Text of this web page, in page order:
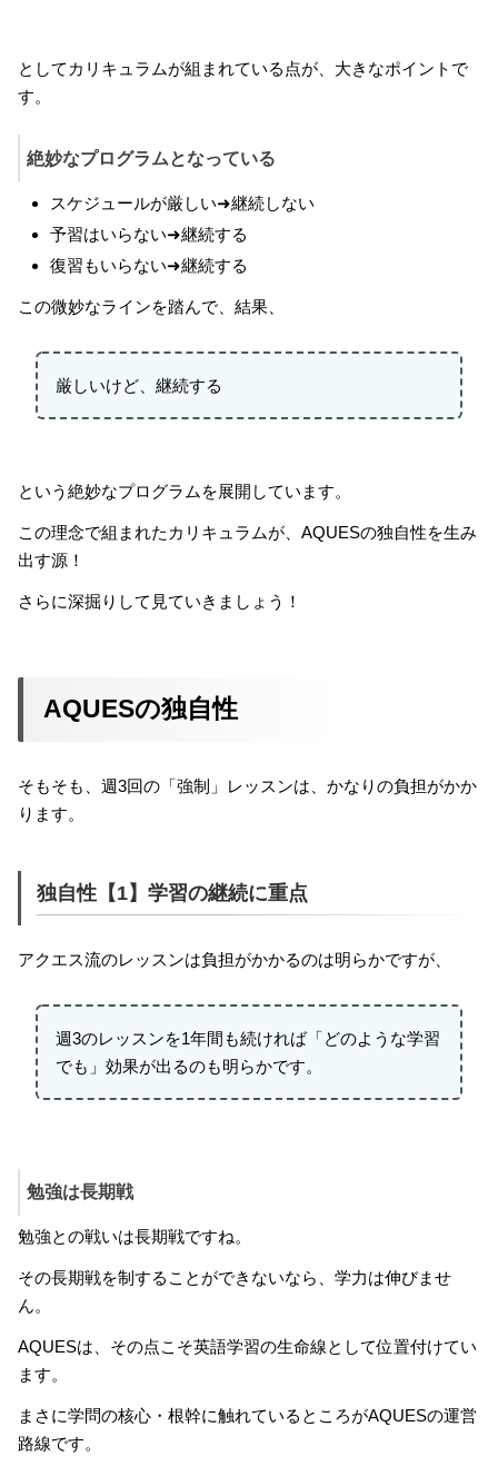
としてカリキュラムが組まれている点が、大きなポイントで
す。
絶妙なプログラムとなっている
スケジュールが厳しい➜継続しない
予習はいらない➜継続する
復習もいらない➜継続する
この微妙なラインを踏んで、結果、
厳しいけど、継続する
という絶妙なプログラムを展開しています。
この理念で組まれたカリキュラムが、AQUESの独自性を生み
出す源！
さらに深掘りして見ていきましょう！
AQUESの独自性
そもそも、週3回の「強制」レッスンは、かなりの負担がかか
ります。
独自性【1】学習の継続に重点
アクエス流のレッスンは負担がかかるのは明らかですが、
週3のレッスンを1年間も続ければ「どのような学習
でも」効果が出るのも明らかです。
勉強は長期戦
勉強との戦いは長期戦ですね。
その長期戦を制することができないなら、学力は伸びませ
ん。
AQUESは、その点こそ英語学習の生命線として位置付けてい
ます。
まさに学問の核心・根幹に触れているところがAQUESの運営
路線です。